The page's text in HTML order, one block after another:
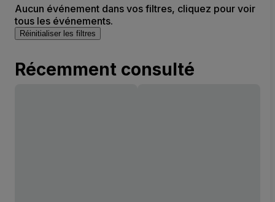
Aucun événement dans vos filtres, cliquez pour voir
tous les événements.
Réinitialiser les filtres
Récemment consulté